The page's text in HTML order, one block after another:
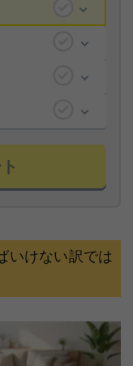
いけない訳では